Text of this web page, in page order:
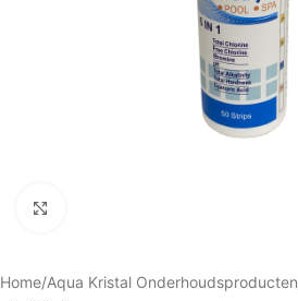
Home/Aqua Kristal Onderhoudsproducten